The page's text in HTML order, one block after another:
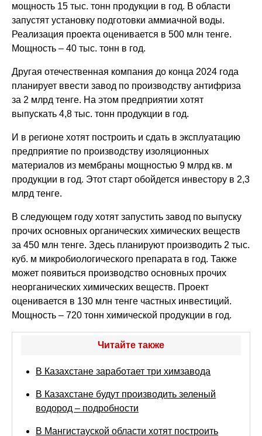
мощность 15 тыс. тонн продукции в год. В области
запустят установку подготовки аммиачной воды.
Реализация проекта оценивается в 500 млн тенге.
Мощность – 40 тыс. тонн в год.
Другая отечественная компания до конца 2024 года
планирует ввести завод по производству антифриза
за 2 млрд тенге. На этом предприятии хотят
выпускать 4,8 тыс. тонн продукции в год.
И в регионе хотят построить и сдать в эксплуатацию
предприятие по производству изоляционных
материалов из мембраны мощностью 9 млрд кв. м
продукции в год. Этот старт обойдется инвестору в 2,3
млрд тенге.
В следующем году хотят запустить завод по выпуску
прочих основных органических химических веществ
за 450 млн тенге. Здесь планируют производить 2 тыс.
куб. м микробиологического препарата в год. Также
может появиться производство основных прочих
неорганических химических веществ. Проект
оценивается в 130 млн тенге частных инвестиций.
Мощность – 720 тонн химической продукции в год.
Читайте также
В Казахстане заработает три химзавода
В Казахстане будут производить зеленый
водород – подробности
В Мангистауской области хотят построить